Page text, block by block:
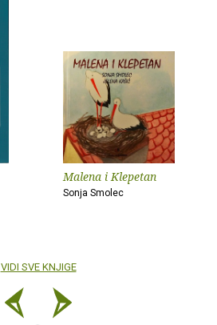
Malena i Klepetan
Sonja Smolec
VIDI SVE KNJIGE